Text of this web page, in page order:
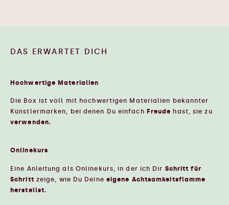
DAS ERWARTET DICH
Hochwertige Materialien
Die Box ist voll mit hochwertigen Materialien bekannter
Künstlermarken, bei denen Du einfach Freude hast, sie zu
verwenden.
Onlinekurs
Eine Anleitung als Onlinekurs, in der ich Dir Schritt für
Schritt zeige, wie Du Deine eigene Achtsamkeitsflamme
herstellst.